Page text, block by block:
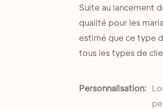
Suite au lancement
qualité pour les
estimé que ce type
tous les types de
Personnalisation: